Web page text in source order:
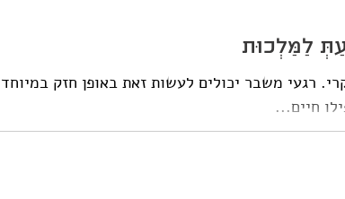
לַמַּלְכוּת
רגעי משבר יכולים לעשות זאת באופן חזק
חיים...